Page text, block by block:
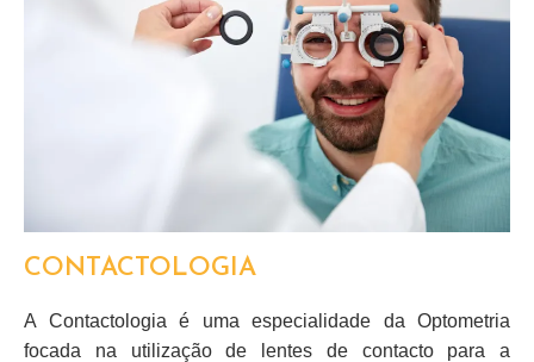
CONTACTOLOGIA
A Contactologia é uma especialidade da Optometria
focada na utilização de lentes de contacto para a